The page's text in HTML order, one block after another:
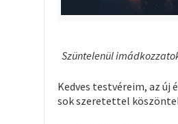
Szüntelenül
Kedves testvéreim, az új
sok szeretettel